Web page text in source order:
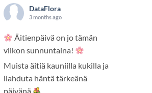
DataFlora
3 months ago
Äitienpäivä on jo tämän
viikon sunnuntaina!
Muista äitiä kauniilla kukilla ja
ilahduta häntä tärkeänä
päivänä